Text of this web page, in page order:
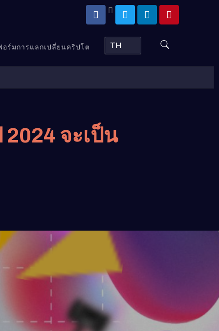
ร์มการแลกเปลี่ยนคริปโต TH
จะเป็น